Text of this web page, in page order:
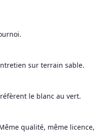
sur terrain sable.
le blanc au vert.
qualité, même licence,